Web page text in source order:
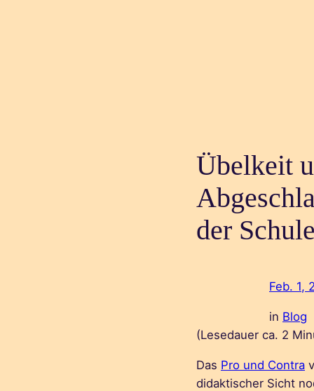
Übelkeit
der
Feb. 1,
in Blog
(Lesedauer ca. 2
Das Pro und Contra
didaktischer Sicht